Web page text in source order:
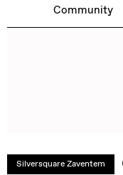
Community
Silversquare Zaventem